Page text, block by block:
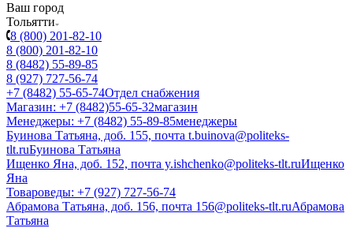
Ваш город
Тольятти
8 (800) 201-82-10
8 (800) 201-82-10
8 (8482) 55-89-85
8 (927) 727-56-74
+7 (8482) 55-65-74Отдел снабжения
Магазин: +7 (8482)55-65-32магазин
Менеджеры: +7 (8482) 55-89-85менеджеры
Буинова Татьяна, доб. 155, почта t.buinova@politeks-
tlt.ruБуинова Татьяна
Ищенко Яна, доб. 152, почта y.ishchenko@politeks-tlt.ruИщенко
Яна
Товароведы: +7 (927) 727-56-74
Абрамова Татьяна, доб. 156, почта 156@politeks-tlt.ruАбрамова
Татьяна